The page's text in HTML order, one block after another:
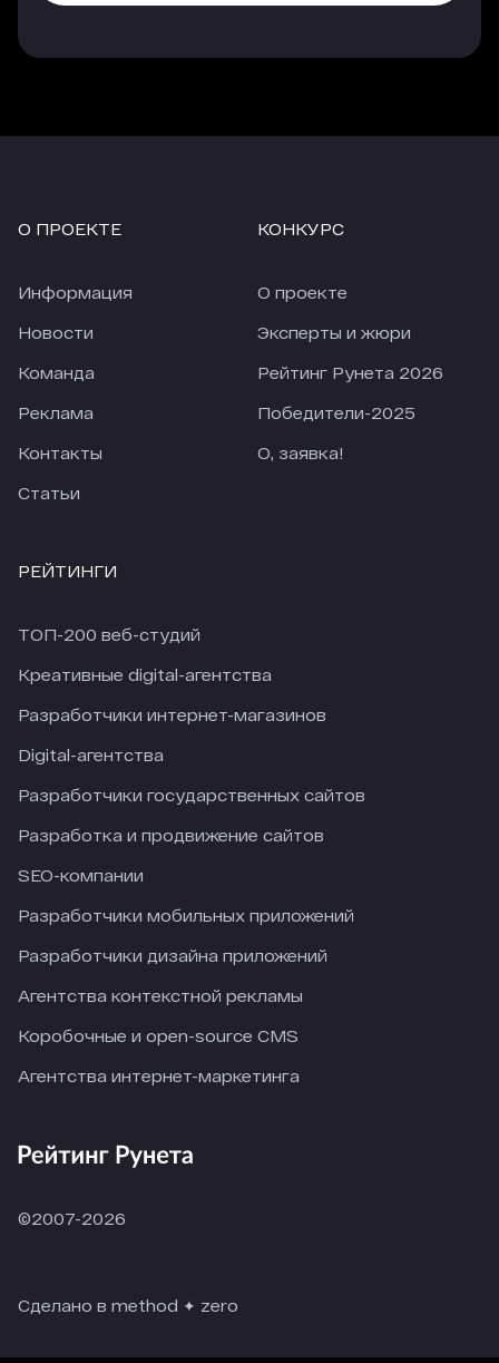
О ПРОЕКТЕ
Информация
Новости
Команда
Реклама
Контакты
Статьи
РЕЙТИНГИ
ТОП-200 веб-студий
Креативные digital-агентства
Разработчики интернет-магазинов
Digital-агентства
Разработчики государственных сайтов
Разработка и продвижение сайтов
SEO-компании
Разработчики мобильных приложений
Разработчики дизайна приложений
Агентства контекстной рекламы
Коробочные и open-source CMS
Агентства интернет-маркетинга
КОНКУРС
О проекте
Эксперты и жюри
Рейтинг Рунета 2026
Победители-2025
О, заявка!
©2007-2026
Сделано в method ✦ zero